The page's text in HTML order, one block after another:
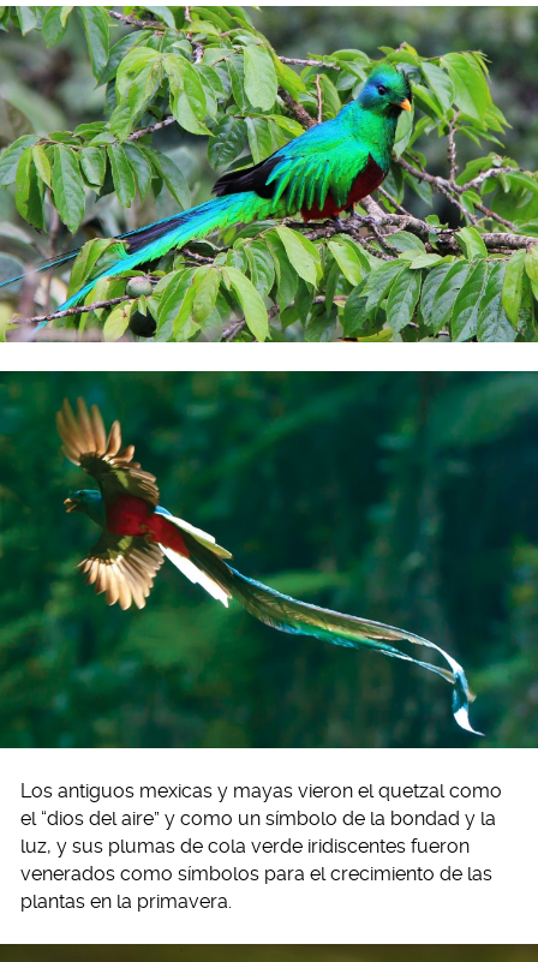
Los antiguos mexicas y mayas vieron el quetzal como
el “dios del aire” y como un símbolo de la bondad y la
luz, y sus plumas de cola verde iridiscentes fueron
venerados como símbolos para el crecimiento de las
plantas en la primavera.